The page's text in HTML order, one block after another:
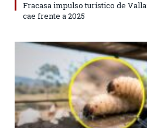
Fracasa impulso turístico de
cae frente a 2025